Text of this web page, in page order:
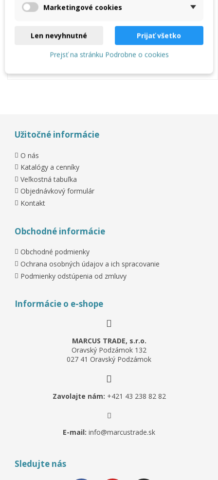
Úvodná stránka
Elektro náradie
Ručné náradie
Užitočné informácie
O nás
Katalógy a cenníky
Veľkostná tabuľka
Objednávkový formulár
Kontakt
Obchodné informácie
Obchodné podmienky
Ochrana osobných údajov a ich spracovanie
Podmienky odstúpenia od zmluvy
Informácie o e-shope
MARCUS TRADE, s.r.o.
Oravský Podzámok 132
027 41 Oravský Podzámok
Zavolajte nám: +421 43 238 82 82
E-mail: info@marcustrade.sk
Sledujte nás
Marketingové cookies
Len nevyhnutné Prijať všetko
Prejsť na stránku Podrobne o cookies